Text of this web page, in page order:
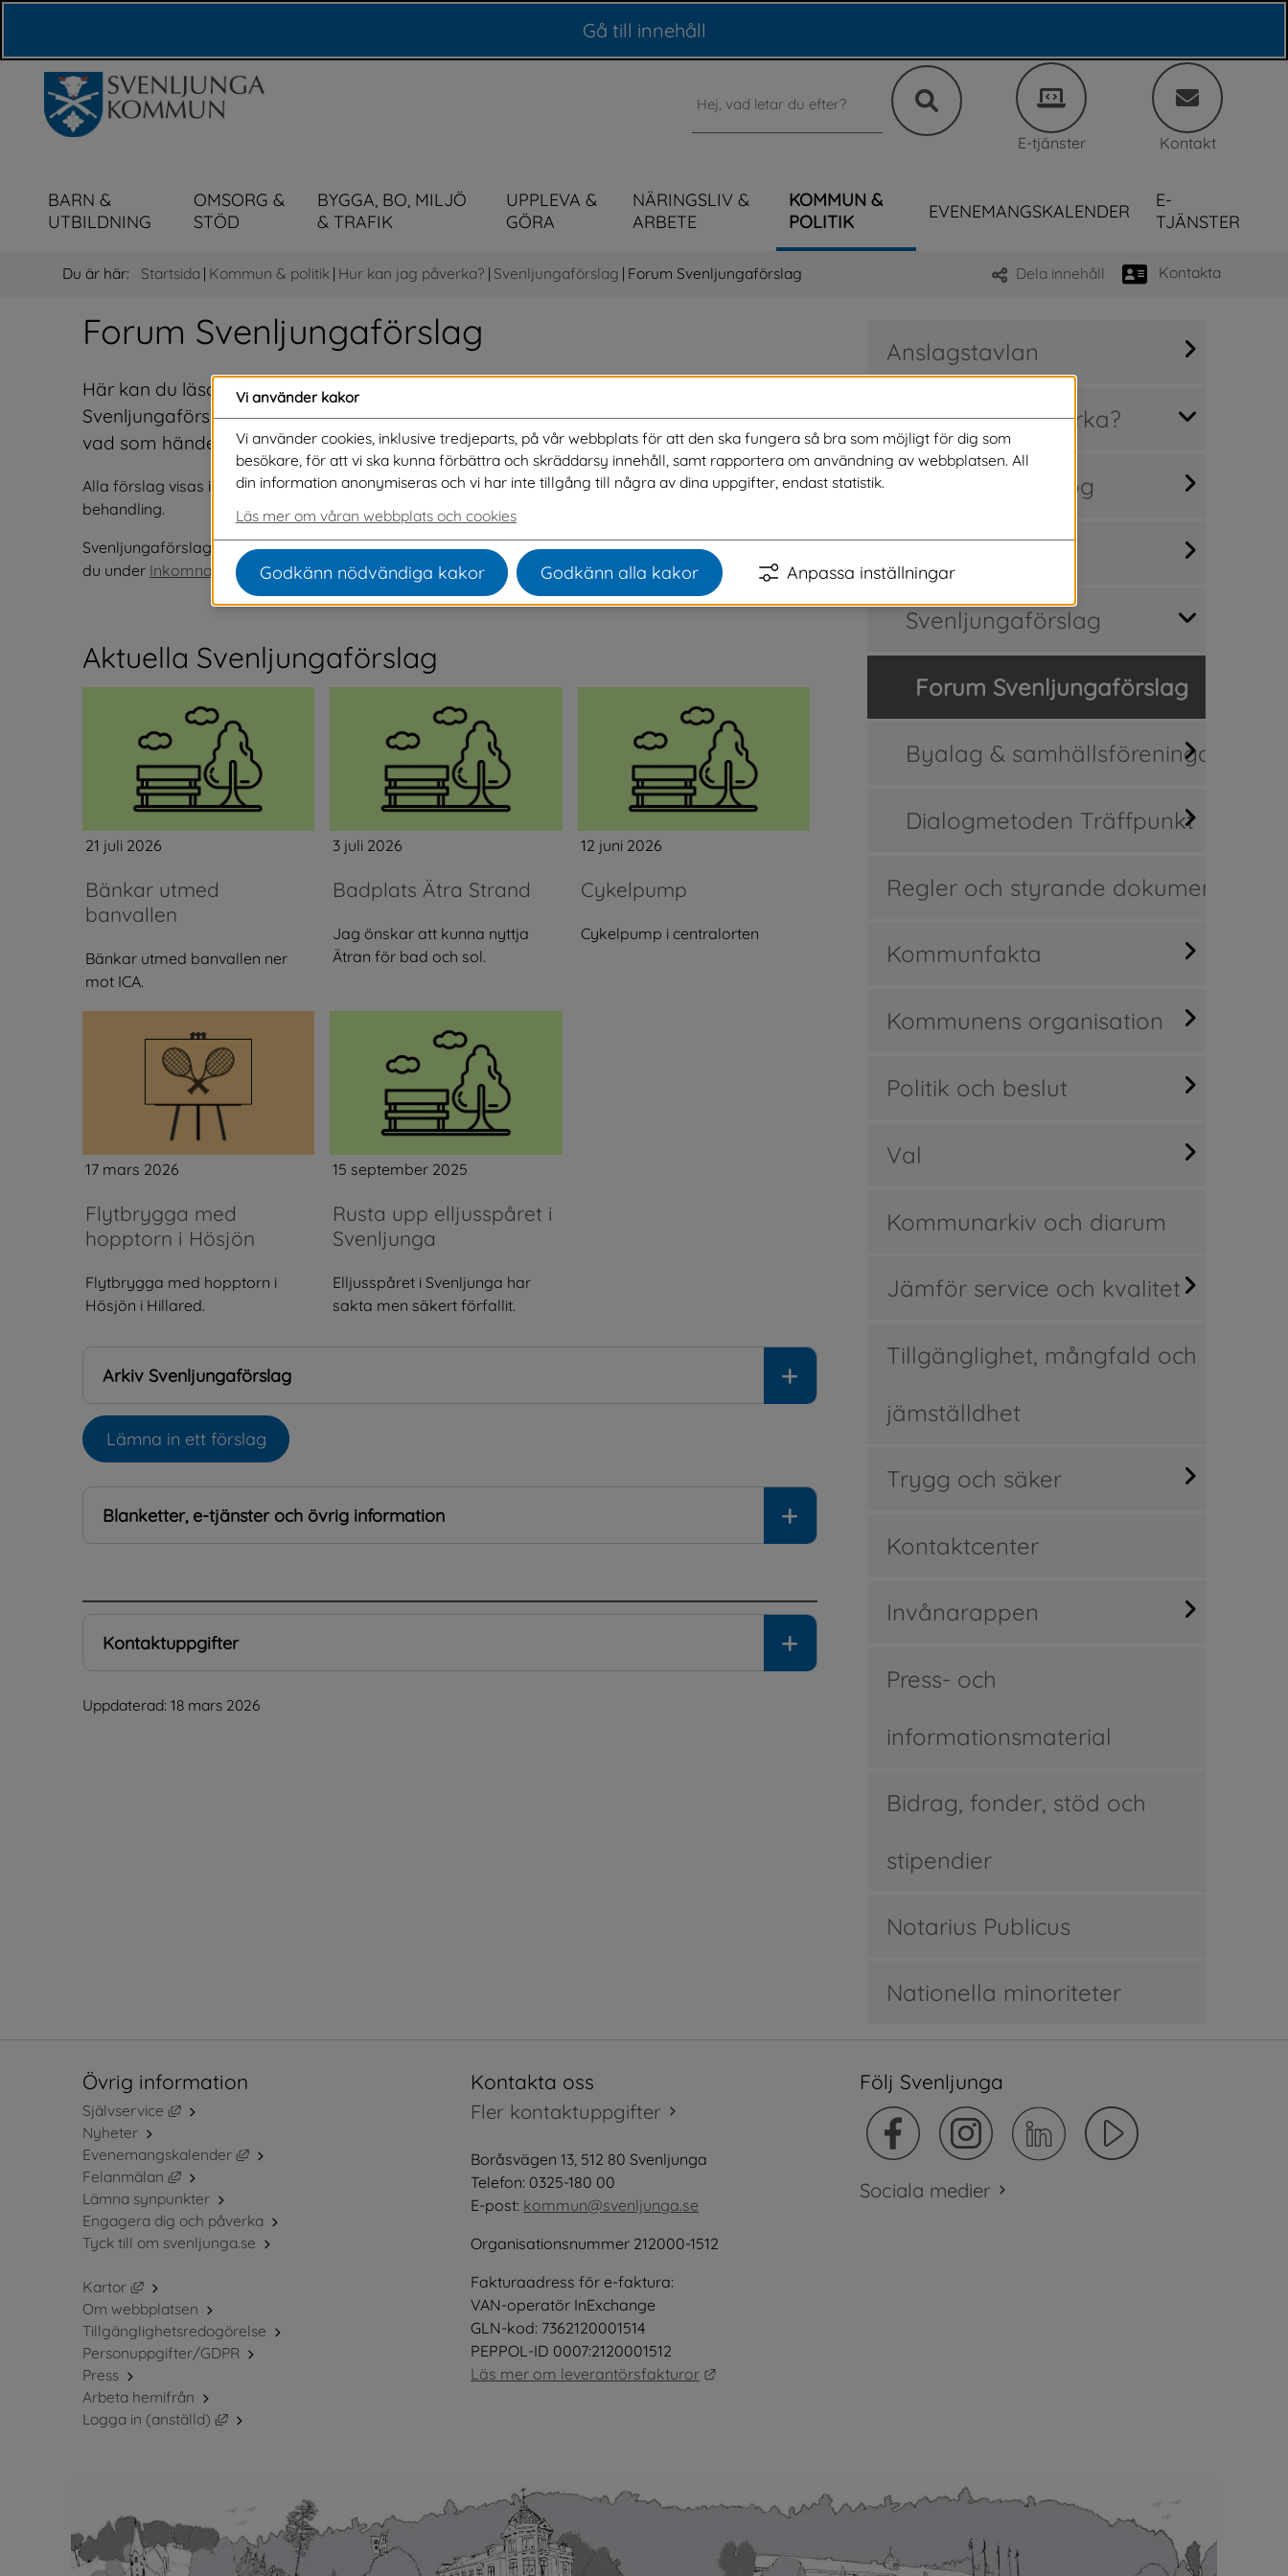
Gå till innehåll
Sök
E-tjänster Kontakt
BARN &
UTBILDNING
OMSORG &
STÖD
BYGGA, BO, MILJÖ
& TRAFIK
UPPLEVA &
GÖRA
NÄRINGSLIV &
ARBETE
KOMMUN &
POLITIK
EVENEMANGSKALENDER
E-
TJÄNSTER
Du är här: Startsida | Kommun & politik | Hur kan jag påverka? | Svenljungaförslag | Forum Svenljungaförslag Dela innehåll Kontakta
Forum Svenljungaförslag
Här kan du läsa och stötta förslag som andra har lämnat in. I forumet för
Svenljungaförslag kan du skriva på förslag du håller med om, kommentera och följa
vad som händer med olika förslag.
Alla förslag visas i tre månader. När ett förslag får minst 30 underskrifter tar vi upp det för politisk
behandling.
Svenljungaförslag som vi inte kan påverka, men som ändå kan vara av intresse för allmänheten hittar
du under Inkomna och besvarade synpunkter. Länk till annan webbplats, öppnas i nytt fönster.
Aktuella Svenljungaförslag
21 juli 2026
Bänkar utmed
banvallen
Bänkar utmed banvallen ner
mot ICA.
3 juli 2026
Badplats Ätra Strand
Jag önskar att kunna nyttja
Ätran för bad och sol.
12 juni 2026
Cykelpump
Cykelpump i centralorten
17 mars 2026
Flytbrygga med
hopptorn i Hösjön
Flytbrygga med hopptorn i
Hösjön i Hillared.
15 september 2025
Rusta upp elljusspåret i
Svenljunga
Elljusspåret i Svenljunga har
sakta men säkert förfallit.
Arkiv Svenljungaförslag
Lämna in ett förslagÖppnas i nytt fönster.
Blanketter, e-tjänster och övrig information
Kontaktuppgifter
Uppdaterad: 18 mars 2026
Anslagstavlan
Hur kan jag påverka?
Medborgardialog
Svenljungaförslag
Forum Svenljungaförslag
Byalag & samhällsföreningar
Dialogmetoden Träffpunkt
Regler och styrande dokument
Kommunfakta
Kommunens organisation
Politik och beslut
Val
Kommunarkiv och diarum
Jämför service och kvalitet
Tillgänglighet, mångfald och
jämställdhet
Trygg och säker
Kontaktcenter
Invånarappen
Press- och
informationsmaterial
Bidrag, fonder, stöd och
stipendier
Notarius Publicus
Nationella minoriteter
Övrig information
Självservice
Länk till annan webbplats, öppnas i nytt fönster.
Nyheter
Evenemangskalender
Länk till annan webbplats, öppnas i nytt fönster.
Felanmälan
Länk till annan webbplats, öppnas i nytt fönster.
Lämna synpunkter
Engagera dig och påverka
Tyck till om svenljunga.se
Kartor
Länk till annan webbplats, öppnas i nytt fönster.
Om webbplatsen
Tillgänglighetsredogörelse
Personuppgifter/GDPR
Press
Arbeta hemifrån
Logga in (anställd)
Länk till annan webbplats, öppnas i nytt fönster.
Kontakta oss
Fler kontaktuppgifter
Boråsvägen 13, 512 80 Svenljunga
Telefon: 0325-180 00
E-post: kommun@svenljunga.se
Organisationsnummer 212000-1512
Fakturaadress för e-faktura:
VAN-operatör InExchange
GLN-kod: 7362120001514
PEPPOL-ID 0007:2120001512
Läs mer om leverantörsfakturor
Följ Svenljunga
Sociala medier
Vi använder kakor
Vi använder cookies, inklusive tredjeparts, på vår webbplats för att den ska fungera så bra som möjligt för dig som
besökare, för att vi ska kunna förbättra och skräddarsy innehåll, samt rapportera om användning av webbplatsen. All
din information anonymiseras och vi har inte tillgång till några av dina uppgifter, endast statistik.
Läs mer om våran webbplats och cookies
Godkänn nödvändiga kakor Godkänn alla kakor Anpassa inställningar